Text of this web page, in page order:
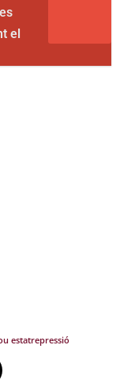
el
estatrepressió